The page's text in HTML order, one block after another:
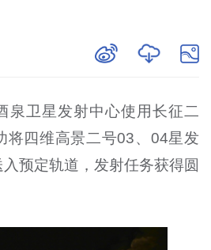
泉卫星发射中心使用长征二
将四维高景二号03、04星发
预定轨道，发射任务获得圆